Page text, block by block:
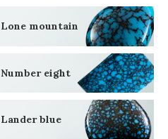
Lone mountain
Number eight
Lander blue